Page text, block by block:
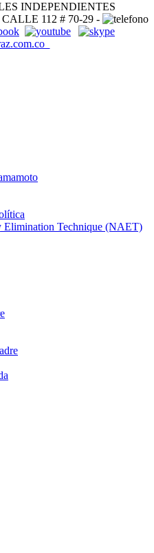
INDEPENDIENTES
CALLE 112 # 70-29 -
Elimination Technique (NAET)